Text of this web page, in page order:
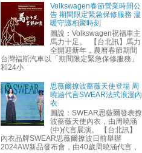
Volkswagen春節營業時間公
告 期間限定緊急保修服務 溫
暖守護相聚時刻
圖說：Volkswagen祝福車主
馬力十足。 【台北訊】馬力
全開迎新年，農曆春節期間
台灣福斯汽車以「期間限定緊急保修服務」
和24小
思薇爾撩波薔薇天使登場 周
曉涵代言SWEAR法式浪漫內
衣
圖說：SWEAR思薇爾發表撩
波薔薇天使內衣，由周曉涵
(中)代言展演。 【台北訊】
內衣品牌SWEAR思薇爾撩波日前舉辦
2024AW新品發布會，由40歲周曉涵代言，